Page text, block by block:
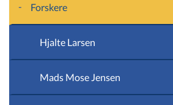
Forskere
Hjalte Larsen
Mads Mose Jensen